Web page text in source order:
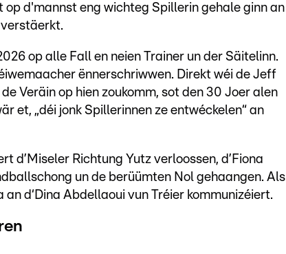
d'mannst eng wichteg Spillerin gehale ginn an
op alle Fall en neien Trainer un der Säitelinn.
ënnerschriwwen. Direkt wéi de Jeff
Veräin op hien zoukomm, sot den 30 Joer alen
et, „déi jonk Spillerinnen ze entwéckelen“ an
d’Miseler Richtung Yutz verloossen, d’Fiona
un de berüümten Nol gehaangen. Als
d‘Dina Abdellaoui vun Tréier kommunizéiert.